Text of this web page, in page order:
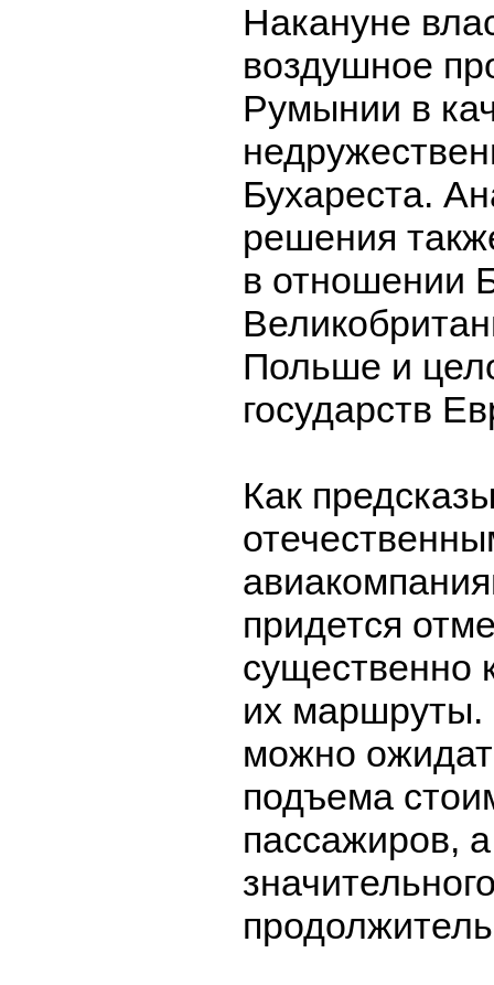
Накануне
воздушное
Румынии в
Бухареста.
решения
в отношении
Польше и
государств
Как
придется
существенно
их маршруты.
можно
подъема
пассажиров,